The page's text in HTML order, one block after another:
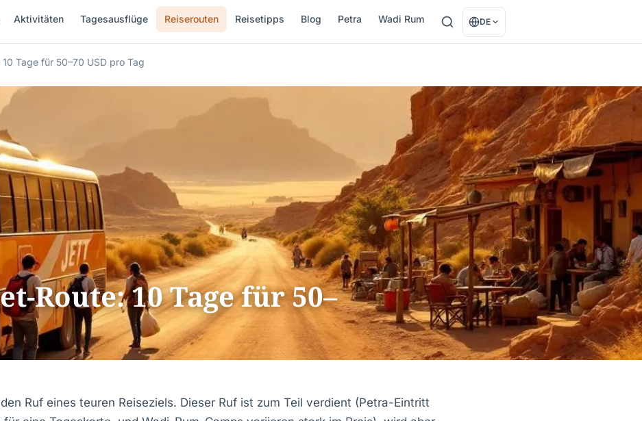
Aktivitäten Tagesausflüge Reiserouten Reisetipps Blog Petra Wadi Rum DE
Tage für 50–70 USD pro Tag
Route: 10 Tage für 50–
Ruf eines teuren Reiseziels. Dieser Ruf ist zum Teil verdient (Petra-Eintritt